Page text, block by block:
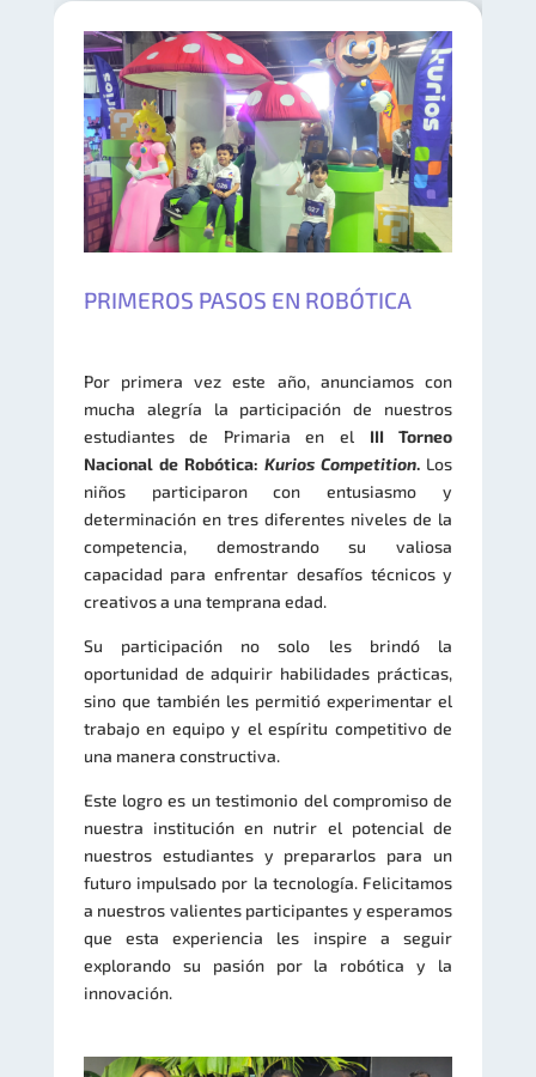
PRIMEROS PASOS EN ROBÓTICA
Por primera vez este año, anunciamos con
mucha alegría la participación de nuestros
estudiantes de Primaria en el III Torneo
Nacional de Robótica:Kurios Competition. ​​L​os
niños participaron con entusiasmo y
determinación en ​tres diferentes niveles de la
competencia, demostrando su valiosa
capacidad para enfrentar desafíos técnicos y
creativos a una temprana edad.
Su participación no solo les brindó la
oportunidad de adquirir habilidades prácticas,
sino que también les permitió experimentar el
trabajo en equipo y el espíritu competitivo de
una manera constructiva.
Este logro es un testimonio del compromiso de
nuestra institución en nutrir el potencial de
nuestros estudiantes y prepararlos para un
futuro impulsado por la tecnología. Felicitamos
a nuestros valientes participantes y esperamos
que esta experiencia les inspire a seguir
explorando su pasión por la robótica y la
innovación.